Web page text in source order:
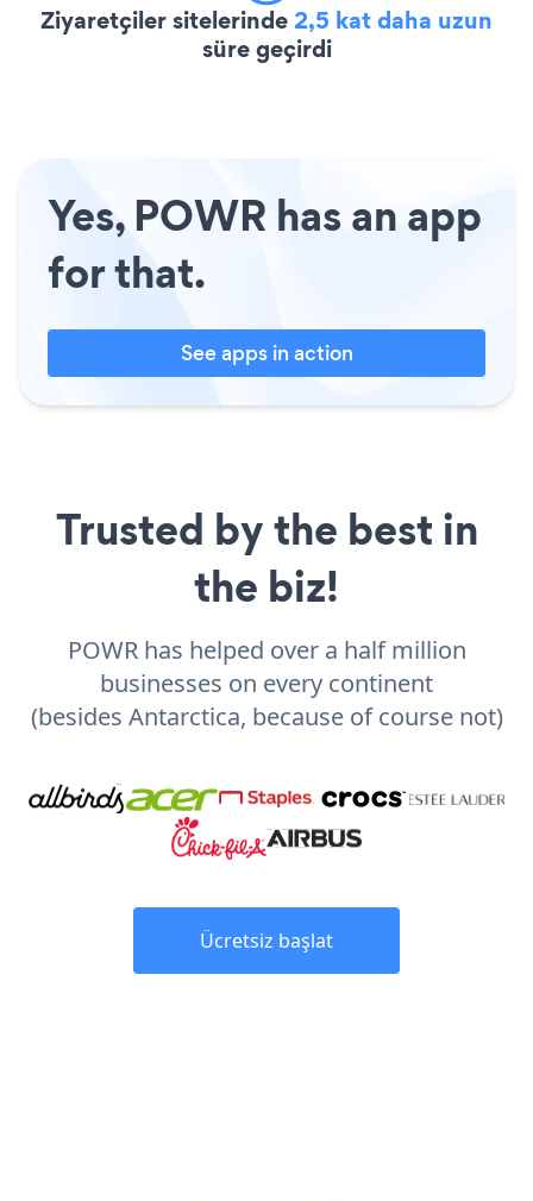
Ziyaretçiler sitelerinde2,5 kat daha uzun
süre geçirdi
Yes, POWR has an app
for that.
See apps in action
Trusted by the best in
the biz!
POWR has helped over a half million
businesses on every continent
(besides Antarctica, because of course not)
Ücretsiz başlat